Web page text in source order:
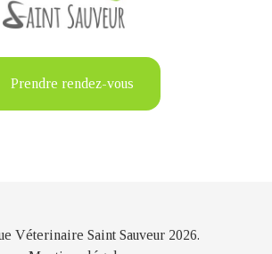
Prendre rendez-vous
Véterinaire Saint Sauveur 2026.